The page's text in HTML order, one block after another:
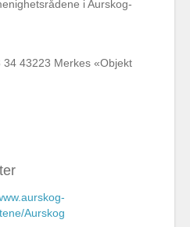
i Aurskog-
34 43223 Merkes «Objekt
Aurskog